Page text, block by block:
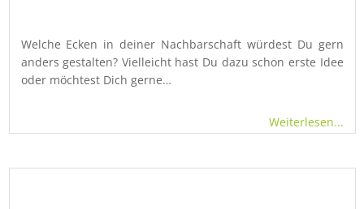
Welche Ecken in deiner Nachbarschaft würdest Du gern
anders gestalten? Vielleicht hast Du dazu schon erste Idee
oder möchtest Dich gerne…
Weiterlesen...